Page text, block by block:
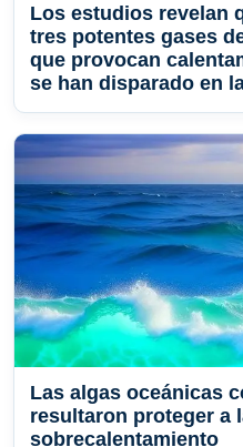
Los estudios revelan
tres potentes gases
que provocan
se han disparado en
Las algas oceánicas
resultaron proteger a
sobrecalentamiento